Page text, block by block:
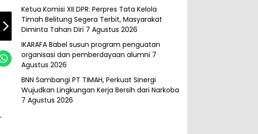
Ketua Komisi XII DPR: Perpres Tata Kelola
Timah Belitung Segera Terbit, Masyarakat
Diminta Tahan Diri 7 Agustus 2026
IKARAFA Babel susun program penguatan
organisasi dan pemberdayaan alumni 7
Agustus 2026
BNN Sambangi PT TIMAH, Perkuat Sinergi
Wujudkan Lingkungan Kerja Bersih dari Narkoba
7 Agustus 2026